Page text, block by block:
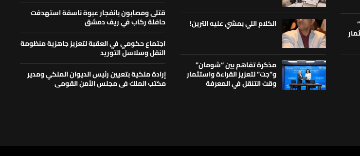
الكلام اللي بمشي عليه الترين!
مذكرة تفاهم بين “شومان”
و”جت” لتعزيز القراءة واستثمار
وقت التنقل في المعرفة
قتلى ومصابون بانفجار عبوة ناسفة استهدفت
حافلة ركاب في ريف دمشق
اجتماع حكومي في العقبة لتعزيز جاهزية منظومة
النقل وسلاسل التوريد
إرادة ملكية بتعيين رئيس الديوان الملكي ومدير
مكتب الملك في مجلس الأمن القومي